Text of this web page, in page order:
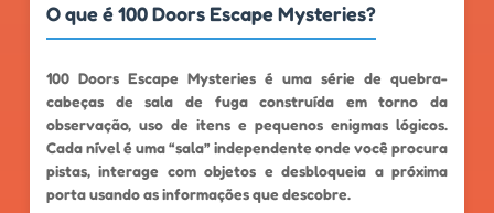
O que é 100 Doors Escape Mysteries?
100 Doors Escape Mysteries é uma série de quebra-
cabeças de sala de fuga construída em torno da
observação, uso de itens e pequenos enigmas lógicos.
Cada nível é uma “sala” independente onde você procura
pistas, interage com objetos e desbloqueia a próxima
porta usando as informações que descobre.